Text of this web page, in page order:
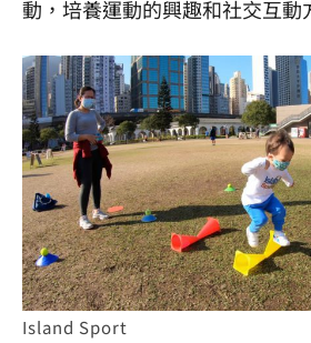
動，培養運動的興趣和社交互動
Island Sport